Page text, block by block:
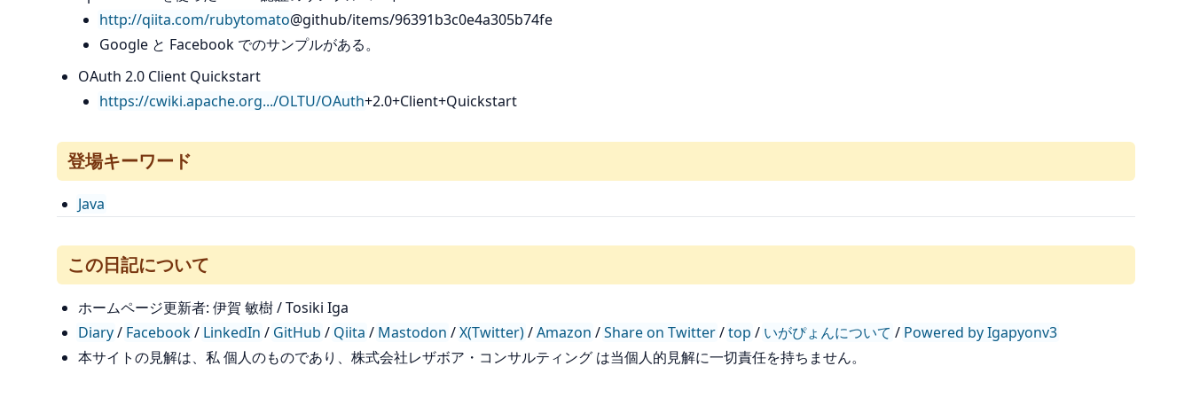
http://qiita.com/rubytomato@github/items/96391b3c0e4a305b74fe
Google と Facebook でのサンプルがある。
OAuth 2.0 Client Quickstart
https://cwiki.apache.org.../OLTU/OAuth+2.0+Client+Quickstart
登場キーワード
Java
この日記について
ホームページ更新者: 伊賀 敏樹 / Tosiki Iga
Diary/ Facebook/ LinkedIn / GitHub / Qiita / Mastodon /X(Twitter)/Amazon /Share on Twitter/top / いがぴょんについて / Powered by Igapyonv3
本サイトの見解は、私 個人のものであり、株式会社レザボア・コンサルティング は当個人的見解に一切責任を持ちません。